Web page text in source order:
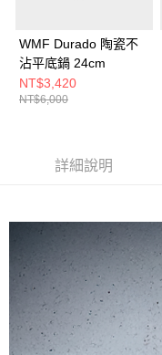
WMF Durado 陶瓷不
沾平底鍋 24cm
NT$3,420
NT$6,000
詳細說明